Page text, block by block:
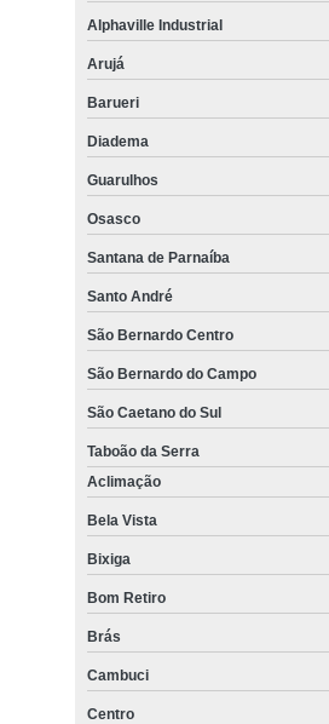
Alphaville Industrial
Arujá
Barueri
Diadema
Guarulhos
Osasco
Santana de Parnaíba
Santo André
São Bernardo Centro
São Bernardo do Campo
São Caetano do Sul
Taboão da Serra
Aclimação
Bela Vista
Bixiga
Bom Retiro
Brás
Cambuci
Centro